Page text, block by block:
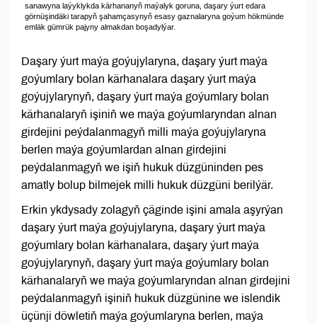
sanawyna laýyklykda kärhananyň maýalyk goruna, daşary ýurt edara
görnüşindäki tarapyň şahamçasynyň esasy gaznalaryna goýum hökmünde
emläk gümrük pajyny almakdan boşadylýar.
Daşary ýurt maýa goýujylaryna, daşary ýurt maýa
goýumlary bolan kärhanalara daşary ýurt maýa
goýujylarynyň, daşary ýurt maýa goýumlary bolan
kärhanalaryň işiniň we maýa goýumlaryndan alnan
girdejini peýdalanmagyň milli maýa goýujylaryna
berlen maýa goýumlardan alnan girdejini
peýdalanmagyň we işiň hukuk düzgüninden pes
amatly bolup bilmejek milli hukuk düzgüni berilýär.
Erkin ykdysady zolagyň çäginde işini amala aşyrýan
daşary ýurt maýa goýujylaryna, daşary ýurt maýa
goýumlary bolan kärhanalara, daşary ýurt maýa
goýujylarynyň, daşary ýurt maýa goýumlary bolan
kärhanalaryň we maýa goýumlaryndan alnan girdejini
peýdalanmagyň işiniň hukuk düzgünine we islendik
üçünji döwletiň maýa goýumlaryna berlen, maýa